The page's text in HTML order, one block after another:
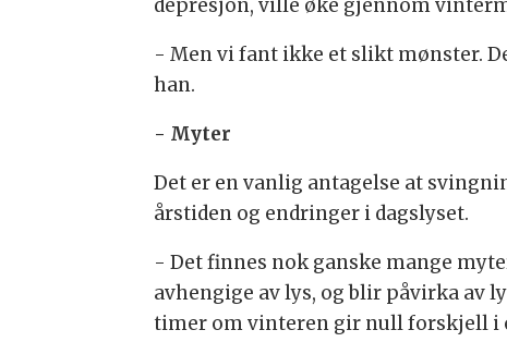
depresjon, ville øke gjennom
- Men vi fant ikke et slikt mønster.
han.
- Myter
Det er en vanlig antagelse at
årstiden og endringer i dagslyset.
- Det finnes nok ganske mange
avhengige av lys, og blir påvirka av
timer om vinteren gir null forskjell i